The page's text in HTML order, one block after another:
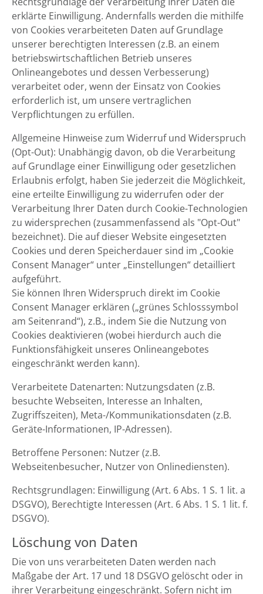
erklärte Einwilligung. Andernfalls werden die mithilfe
von Cookies verarbeiteten Daten auf Grundlage
unserer berechtigten Interessen (z.B. an einem
betriebswirtschaftlichen Betrieb unseres
Onlineangebotes und dessen Verbesserung)
verarbeitet oder, wenn der Einsatz von Cookies
erforderlich ist, um unsere vertraglichen
Verpflichtungen zu erfüllen.
Allgemeine Hinweise zum Widerruf und Widerspruch
(Opt-Out): Unabhängig davon, ob die Verarbeitung
auf Grundlage einer Einwilligung oder gesetzlichen
Erlaubnis erfolgt, haben Sie jederzeit die Möglichkeit,
eine erteilte Einwilligung zu widerrufen oder der
Verarbeitung Ihrer Daten durch Cookie-Technologien
zu widersprechen (zusammenfassend als "Opt-Out"
bezeichnet). Die auf dieser Website eingesetzten
Cookies und deren Speicherdauer sind im „Cookie
Consent Manager“ unter „Einstellungen“ detailliert
aufgeführt.
Sie können Ihren Widerspruch direkt im Cookie
Consent Manager erklären („grünes Schlosssymbol
am Seitenrand“), z.B., indem Sie die Nutzung von
Cookies deaktivieren (wobei hierdurch auch die
Funktionsfähigkeit unseres Onlineangebotes
eingeschränkt werden kann).
Verarbeitete Datenarten: Nutzungsdaten (z.B.
besuchte Webseiten, Interesse an Inhalten,
Zugriffszeiten), Meta-/Kommunikationsdaten (z.B.
Geräte-Informationen, IP-Adressen).
Betroffene Personen: Nutzer (z.B.
Webseitenbesucher, Nutzer von Onlinediensten).
Rechtsgrundlagen: Einwilligung (Art. 6 Abs. 1 S. 1 lit. a
DSGVO), Berechtigte Interessen (Art. 6 Abs. 1 S. 1 lit. f.
DSGVO).
Löschung von Daten
Die von uns verarbeiteten Daten werden nach
Maßgabe der Art. 17 und 18 DSGVO gelöscht oder in
ihrer Verarbeitung eingeschränkt. Sofern nicht im